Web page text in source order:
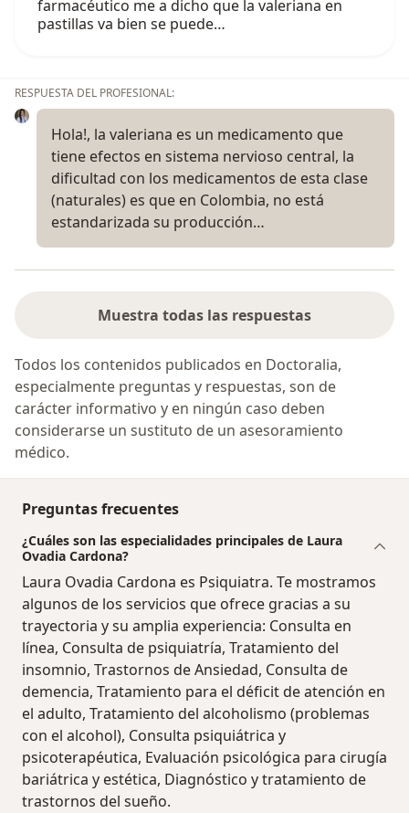
farmacéutico me a dicho que la valeriana en
pastillas va bien se puede…
RESPUESTA DEL PROFESIONAL:
Hola!, la valeriana es un medicamento que
tiene efectos en sistema nervioso central, la
dificultad con los medicamentos de esta clase
(naturales) es que en Colombia, no está
estandarizada su producción…
Muestra todas las respuestas
Todos los contenidos publicados en Doctoralia,
especialmente preguntas y respuestas, son de
carácter informativo y en ningún caso deben
considerarse un sustituto de un asesoramiento
médico.
Preguntas frecuentes
¿Cuáles son las especialidades principales de Laura
Ovadia Cardona?
Laura Ovadia Cardona es Psiquiatra. Te mostramos
algunos de los servicios que ofrece gracias a su
trayectoria y su amplia experiencia: Consulta en
línea, Consulta de psiquiatría, Tratamiento del
insomnio, Trastornos de Ansiedad, Consulta de
demencia, Tratamiento para el déficit de atención en
el adulto, Tratamiento del alcoholismo (problemas
con el alcohol), Consulta psiquiátrica y
psicoterapéutica, Evaluación psicológica para cirugía
bariátrica y estética, Diagnóstico y tratamiento de
trastornos del sueño.